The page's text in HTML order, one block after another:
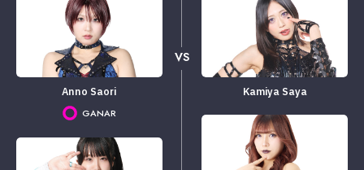
Anno Saori
GANAR
VS
Kamiya Saya